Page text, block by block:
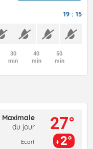
19 : 15
30
min
40
min
50
min
Maximale
du jour
Ecart
27°
2°